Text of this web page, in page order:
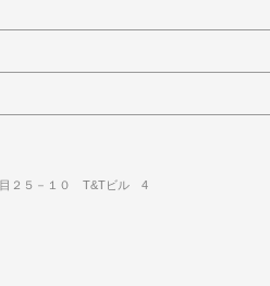
目２５－１０ T&Tビル 4